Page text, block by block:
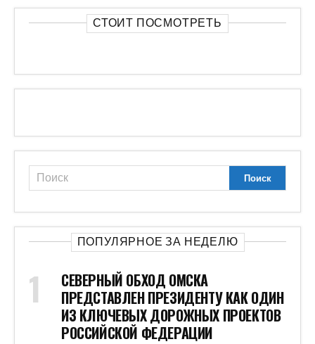
СТОИТ ПОСМОТРЕТЬ
ПОПУЛЯРНОЕ ЗА НЕДЕЛЮ
СЕВЕРНЫЙ ОБХОД ОМСКА
ПРЕДСТАВЛЕН ПРЕЗИДЕНТУ КАК ОДИН
ИЗ КЛЮЧЕВЫХ ДОРОЖНЫХ ПРОЕКТОВ
РОССИЙСКОЙ ФЕДЕРАЦИИ